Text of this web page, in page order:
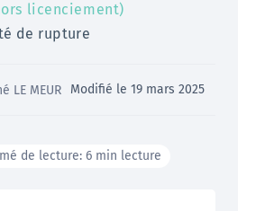
licenciement)
de rupture
LE MEUR Modifié le 19 mars 2025
de lecture: 6 min lecture